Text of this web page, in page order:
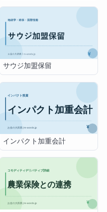
サウジ加盟保留
インパクト加重会計